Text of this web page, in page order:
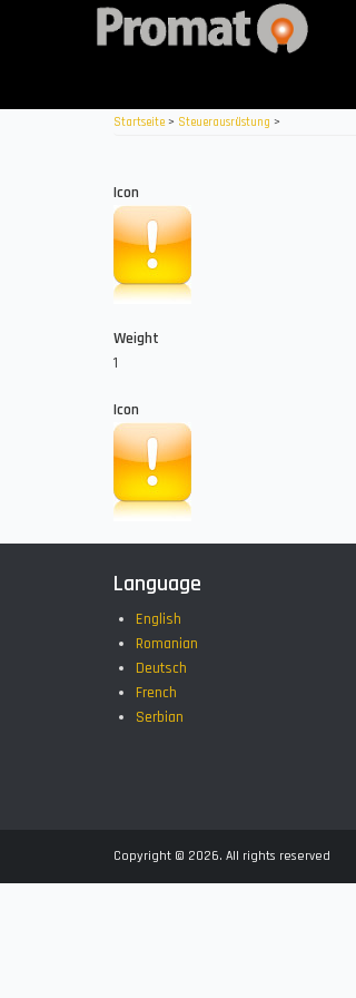
Startseite> Steuerausrüstung >
Icon
Weight
1
Icon
Language
English
Romanian
Deutsch
French
Serbian
Copyright © 2026. All rights reserved